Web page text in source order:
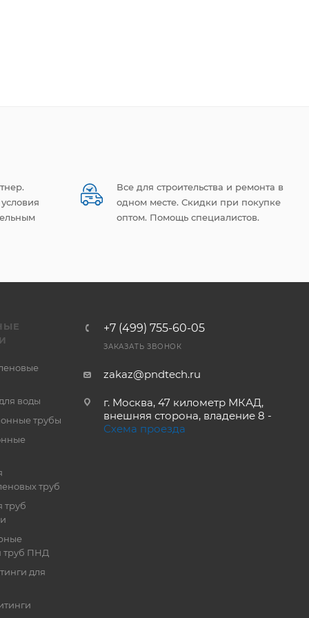
Все для строительства и ремонта в
одном месте. Скидки при покупке
оптом. Помощь специалистов.
воды
трубы
труб
труб
труб ПНД
для
+7 (499) 755-60-05
ЗАКАЗАТЬ ЗВОНОК
zakaz@pndtech.ru
г. Москва, 47 километр МКАД,
внешняя сторона, владение 8 -
Схема проезда